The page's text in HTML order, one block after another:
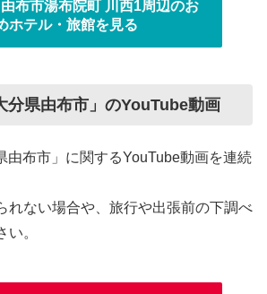
布市湯布院町 川西1周辺のお
ホテル・旅館を見る
分県由布市」のYouTube動画
由布市」に関するYouTube動画を連続
れない場合や、旅行や出張前の下調べ
い。